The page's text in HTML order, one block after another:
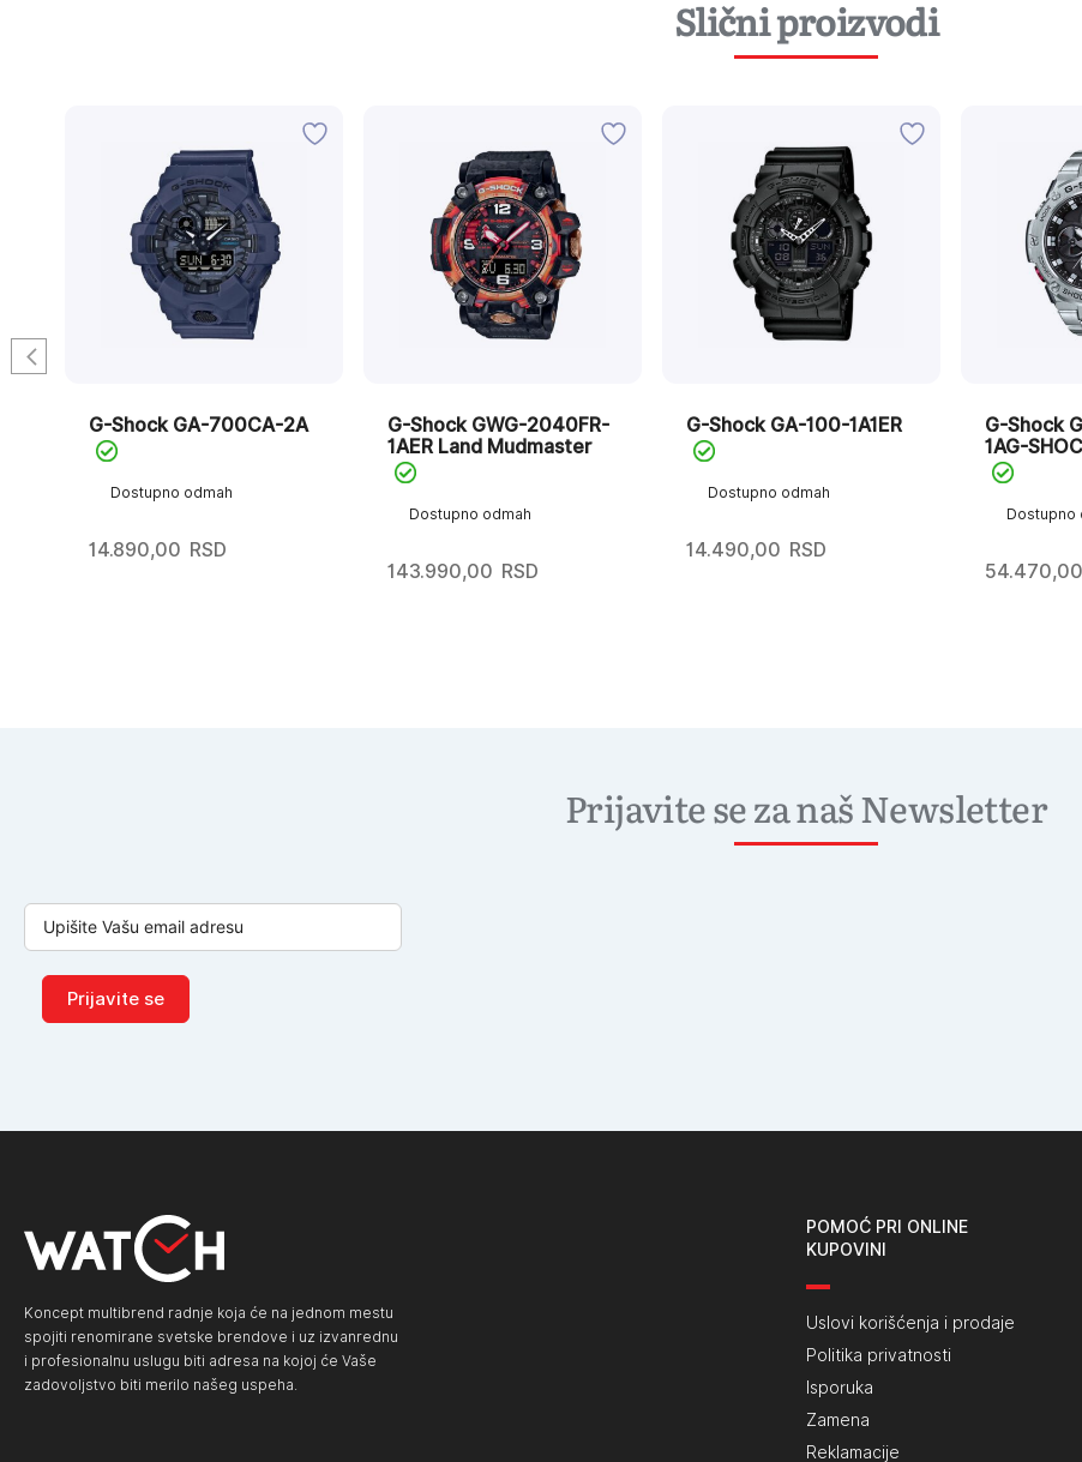
Slični proizvodi
Dostupno odmah
G-Shock GA-700CA-2A
14.890,00 RSD
Dostupno odmah
G-Shock GWG-2040FR-
1AER Land Mudmaster
143.990,00 RSD
Dostupno odmah
G-Shock GA-100-1A1ER
14.490,00 RSD
Dostupno
G-Shock
1AG-
54.470,00
Prijavite se za naš Newsletter
Prijavite se
Koncept multibrend radnje koja će na jednom mestu
spojiti renomirane svetske brendove i uz izvanrednu
i profesionalnu uslugu biti adresa na kojoj će Vaše
zadovoljstvo biti merilo našeg uspeha.
POMOĆ PRI ONLINE
KUPOVINI
Uslovi korišćenja i prodaje
Politika privatnosti
Isporuka
Zamena
Reklamacije